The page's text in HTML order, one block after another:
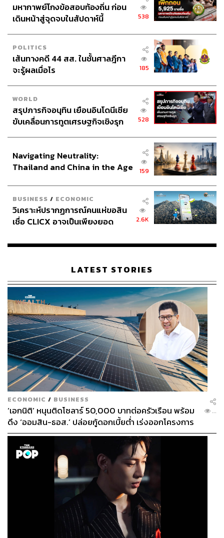
มหากาพย์โกงข้อสอบท้องถิ่น ก่อน
เดินหน้าสู่จุดจบในสัปดาห์นี้
538
POLITICS
เส้นทางคดี 44 สส. ในชั้นศาลฎีกา
จะรู้ผลเมื่อไร
185
WORLD
สรุปภารกิจอนุทิน เยือนอินโดนีเซีย
ขับเคลื่อนการทูตเศรษฐกิจเชิงรุก
528
Navigating Neutrality:
Thailand and China in the Age
159
BUSINESS / ECONOMIC
วิเคราะห์ปรากฏการณ์คนแห่ขอสิน
เชื่อ CLICX อาจเป็นเพียงยอด
เรือนไทยที่ถูกซุกไว้
2.6K
LATEST STORIES
ECONOMIC / BUSINESS
‘เอกนิติ’ หนุนติดโซลาร์ 50,000 บาทต่อครัวเรือน พร้อม
ดึง ‘ออมสิน-ธอส.’ ปล่อยกู้ดอกเบี้ยต่ำ เร่งออกโครงการ
ภายใน 1 เดือน
...